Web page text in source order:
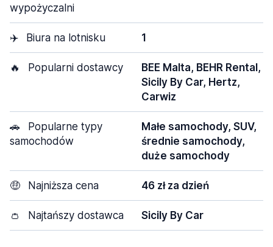
wypożyczalni
✈️ Biura na lotnisku 1
🔥 Popularni dostawcy
BEE Malta, BEHR Rental,
Sicily By Car, Hertz,
Carwiz
🚗
Popularne typy
samochodów
Małe samochody, SUV,
średnie samochody,
duże samochody
🤑 Najniższa cena 46 zł za dzień
👛 Najtańszy dostawca Sicily By Car